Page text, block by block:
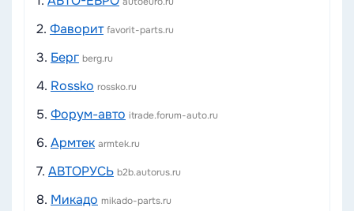
2. Фаворит favorit-parts.ru
3. Берг berg.ru
4. Rossko rossko.ru
5. Форум-авто itrade.forum-auto.ru
6. Армтек armtek.ru
7. АВТОРУСЬ b2b.autorus.ru
8. Микадо mikado-parts.ru